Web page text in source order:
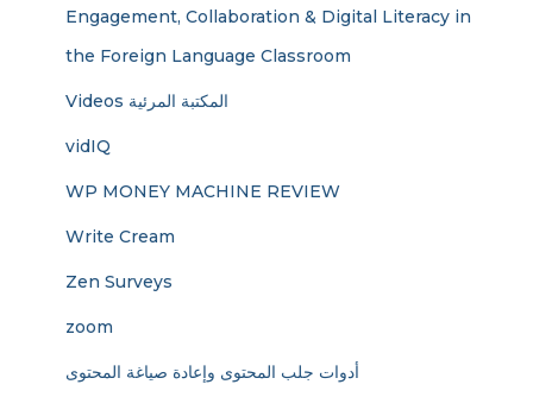
Engagement, Collaboration & Digital Literacy in
the Foreign Language Classroom
Videos المكتبة المرئية
vidIQ
WP MONEY MACHINE REVIEW
Write Cream
Zen Surveys
zoom
أدوات جلب المحتوى وإعادة صياغة المحتوى